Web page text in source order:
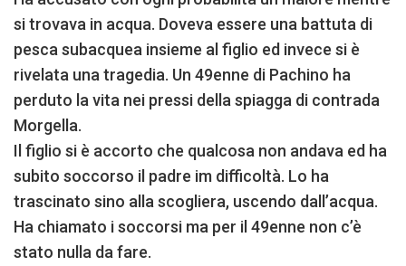
si trovava in acqua. Doveva essere una battuta di
pesca subacquea insieme al figlio ed invece si è
rivelata una tragedia. Un 49enne di Pachino ha
perduto la vita nei pressi della spiagga di contrada
Morgella.
Il figlio si è accorto che qualcosa non andava ed ha
subito soccorso il padre im difficoltà. Lo ha
trascinato sino alla scogliera, uscendo dall’acqua.
Ha chiamato i soccorsi ma per il 49enne non c’è
stato nulla da fare.